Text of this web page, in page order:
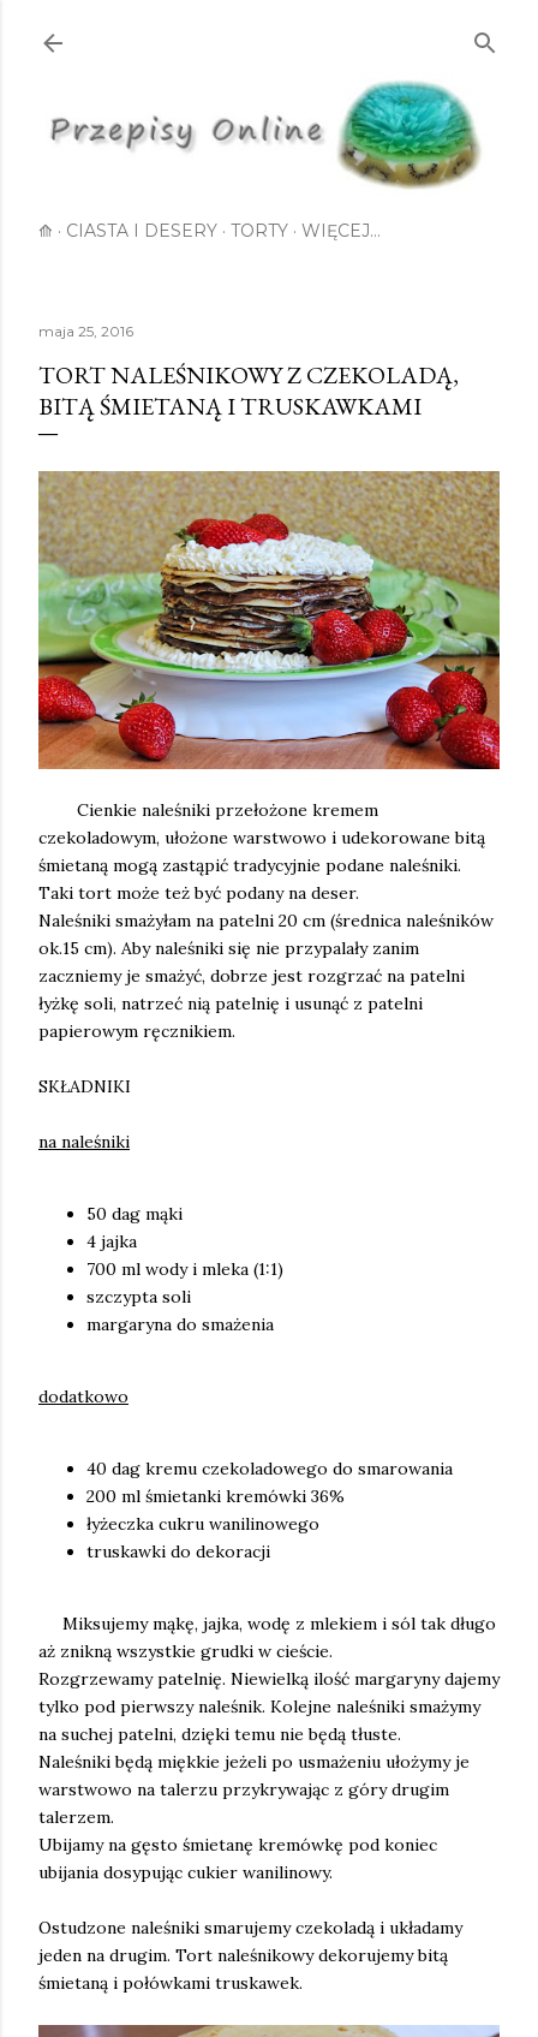
⟰ CIASTA I DESERY TORTY WIĘCEJ…
maja 25, 2016
TORT NALEŚNIKOWY Z CZEKOLADĄ,
BITĄ ŚMIETANĄ I TRUSKAWKAMI
Cienkie naleśniki przełożone kremem
czekoladowym, ułożone warstwowo i udekorowane bitą
śmietaną mogą zastąpić tradycyjnie podane naleśniki.
Taki tort może też być podany na deser.
Naleśniki smażyłam na patelni 20 cm (średnica naleśników
ok.15 cm). Aby naleśniki się nie przypalały zanim
zaczniemy je smażyć, dobrze jest rozgrzać na patelni
łyżkę soli, natrzeć nią patelnię i usunąć z patelni
papierowym ręcznikiem.
SKŁADNIKI
na naleśniki
50 dag mąki
4 jajka
700 ml wody i mleka (1:1)
szczypta soli
margaryna do smażenia
dodatkowo
40 dag kremu czekoladowego do smarowania
200 ml śmietanki kremówki 36%
łyżeczka cukru wanilinowego
truskawki do dekoracji
Miksujemy mąkę, jajka, wodę z mlekiem i sól tak długo
aż znikną wszystkie grudki w cieście.
Rozgrzewamy patelnię. Niewielką ilość margaryny dajemy
tylko pod pierwszy naleśnik. Kolejne naleśniki smażymy
na suchej patelni, dzięki temu nie będą tłuste.
Naleśniki będą miękkie jeżeli po usmażeniu ułożymy je
warstwowo na talerzu przykrywając z góry drugim
talerzem.
Ubijamy na gęsto śmietanę kremówkę pod koniec
ubijania dosypując cukier wanilinowy.
Ostudzone naleśniki smarujemy czekoladą i układamy
jeden na drugim. Tort naleśnikowy dekorujemy bitą
śmietaną i połówkami truskawek.